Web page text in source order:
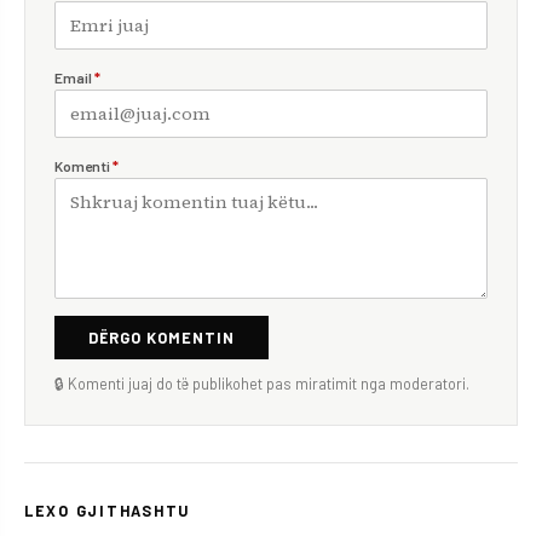
Email *
Komenti *
DËRGO KOMENTIN
🔒 Komenti juaj do të publikohet pas miratimit nga moderatori.
LEXO GJITHASHTU